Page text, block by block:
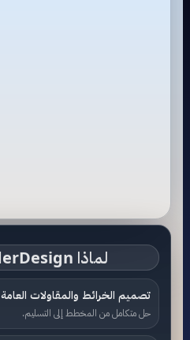
لماذا RinderDesign؟
تصميم الخرائط والمقاولات العامة
حل متكامل من المخطط إلى التسليم.